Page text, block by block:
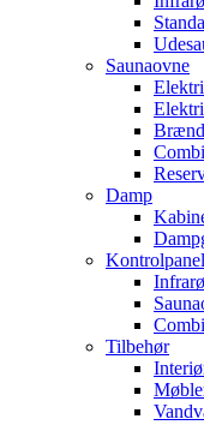
Saunaovne
Damp
Tilbehør